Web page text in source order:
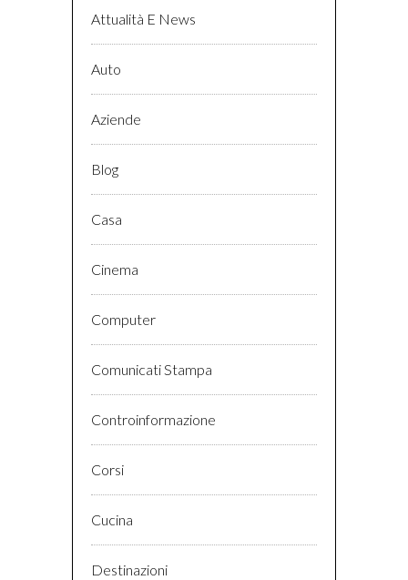
Attualità E News
Auto
Aziende
Blog
Casa
Cinema
Computer
Comunicati Stampa
Controinformazione
Corsi
Cucina
Destinazioni